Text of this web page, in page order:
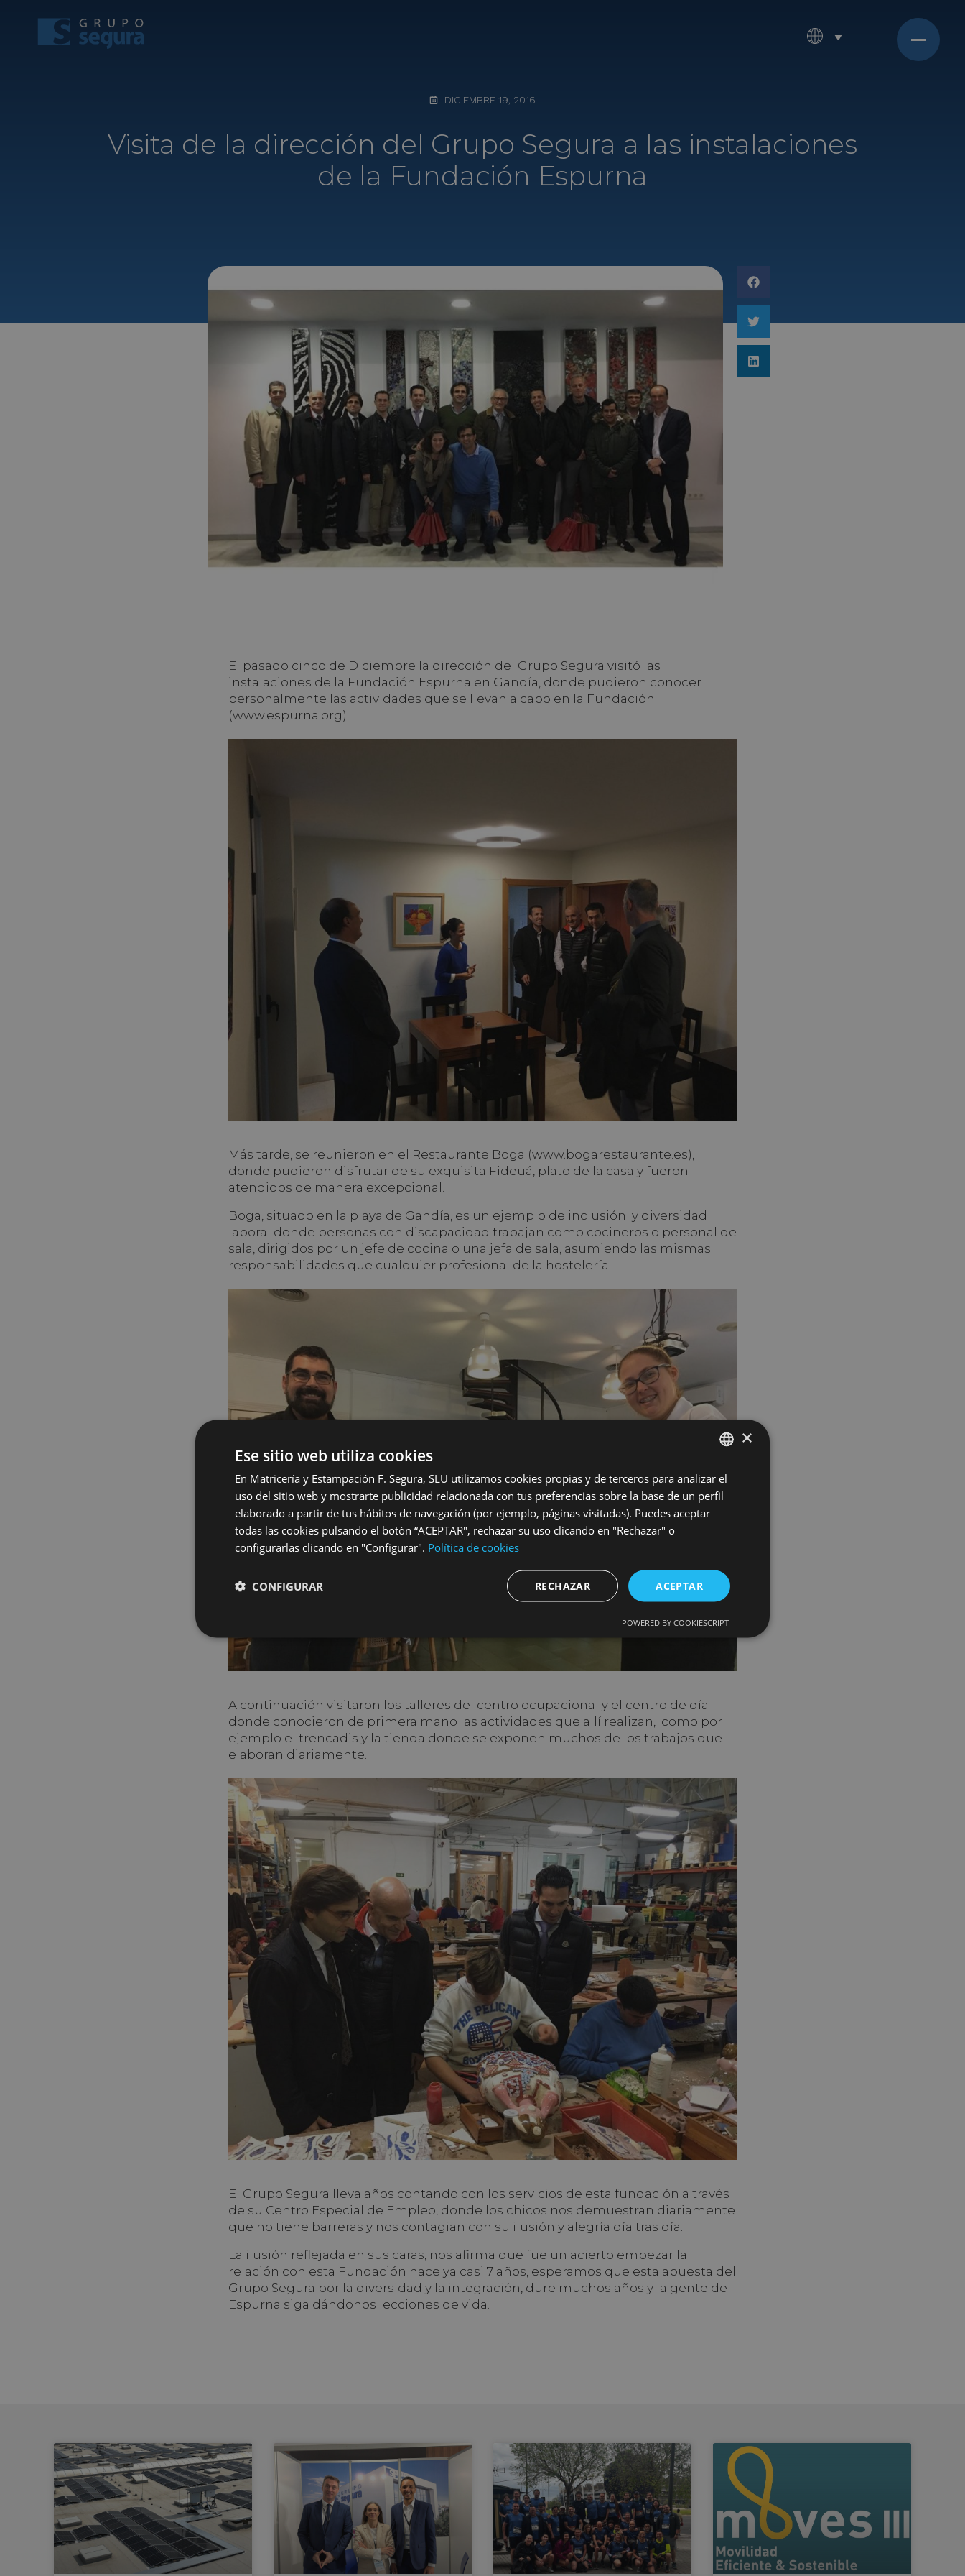
DICIEMBRE 19, 2016
Visita de la dirección del Grupo Segura a las instalaciones
de la Fundación Espurna
El pasado cinco de Diciembre la dirección del Grupo Segura visitó las
instalaciones de la Fundación Espurna en Gandía, donde pudieron conocer
personalmente las actividades que se llevan a cabo en la Fundación
(www.espurna.org).
Más tarde, se reunieron en el Restaurante Boga (www.bogarestaurante.es),
donde pudieron disfrutar de su exquisita Fideuá, plato de la casa y fueron
atendidos de manera excepcional.
Boga, situado en la playa de Gandía, es un ejemplo de inclusión y diversidad
laboral donde personas con discapacidad trabajan como cocineros o personal de
sala, dirigidos por un jefe de cocina o una jefa de sala, asumiendo las mismas
responsabilidades que cualquier profesional de la hostelería.
A continuación visitaron los talleres del centro ocupacional y el centro de día
donde conocieron de primera mano las actividades que allí realizan, como por
ejemplo el trencadis y la tienda donde se exponen muchos de los trabajos que
elaboran diariamente.
El Grupo Segura lleva años contando con los servicios de esta fundación a través
de su Centro Especial de Empleo, donde los chicos nos demuestran diariamente
que no tiene barreras y nos contagian con su ilusión y alegría día tras día.
La ilusión reflejada en sus caras, nos afirma que fue un acierto empezar la
relación con esta Fundación hace ya casi 7 años, esperamos que esta apuesta del
Grupo Segura por la diversidad y la integración, dure muchos años y la gente de
Espurna siga dándonos lecciones de vida.
SPANISH
ENGLISH
×
Ese sitio web utiliza cookies
En Matricería y Estampación F. Segura, SLU utilizamos cookies propias y de terceros para analizar el
uso del sitio web y mostrarte publicidad relacionada con tus preferencias sobre la base de un perfil
elaborado a partir de tus hábitos de navegación (por ejemplo, páginas visitadas). Puedes aceptar
todas las cookies pulsando el botón “ACEPTAR", rechazar su uso clicando en "Rechazar" o
configurarlas clicando en "Configurar". Política de cookies
ACEPTAR
RECHAZAR
CONFIGURAR
POWERED BY COOKIESCRIPT